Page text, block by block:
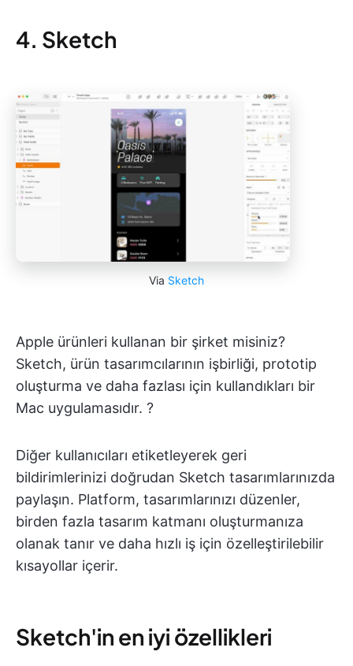
4. Sketch
Via Sketch
Apple ürünleri kullanan bir şirket misiniz?
Sketch, ürün tasarımcılarının işbirliği, prototip
oluşturma ve daha fazlası için kullandıkları bir
Mac uygulamasıdır. ?
Diğer kullanıcıları etiketleyerek geri
bildirimlerinizi doğrudan Sketch tasarımlarınızda
paylaşın. Platform, tasarımlarınızı düzenler,
birden fazla tasarım katmanı oluşturmanıza
olanak tanır ve daha hızlı iş için özelleştirilebilir
kısayollar içerir.
Sketch'in en iyi özellikleri